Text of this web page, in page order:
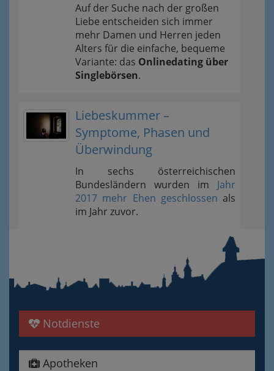
Auf der Suche nach der großen
Liebe entscheiden sich immer
mehr Damen und Herren jeden
Alters für die einfache, bequeme
Variante: das Onlinedating über
Singlebörsen.
Liebeskummer –
Symptome, Phasen und
Überwindung
In sechs österreichischen
Bundesländern wurden im Jahr
2017 mehr Ehen geschlossen als
im Jahr zuvor.
Notdienste
Apotheken